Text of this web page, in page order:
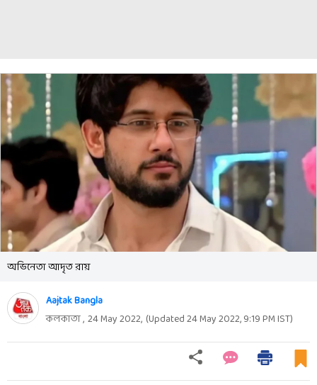
অভিনেতা আদৃত রায়
Aajtak Bangla
কলকাতা , 24 May 2022, (Updated24 May 2022, 9:19 PMIST)